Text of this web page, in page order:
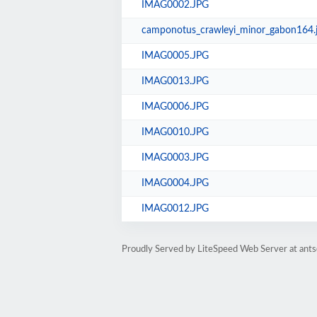
IMAG0002.JPG
IMAG0005.JPG
IMAG0013.JPG
IMAG0006.JPG
IMAG0010.JPG
IMAG0003.JPG
IMAG0004.JPG
IMAG0012.JPG
Proudly Served by LiteSpeed Web Server at